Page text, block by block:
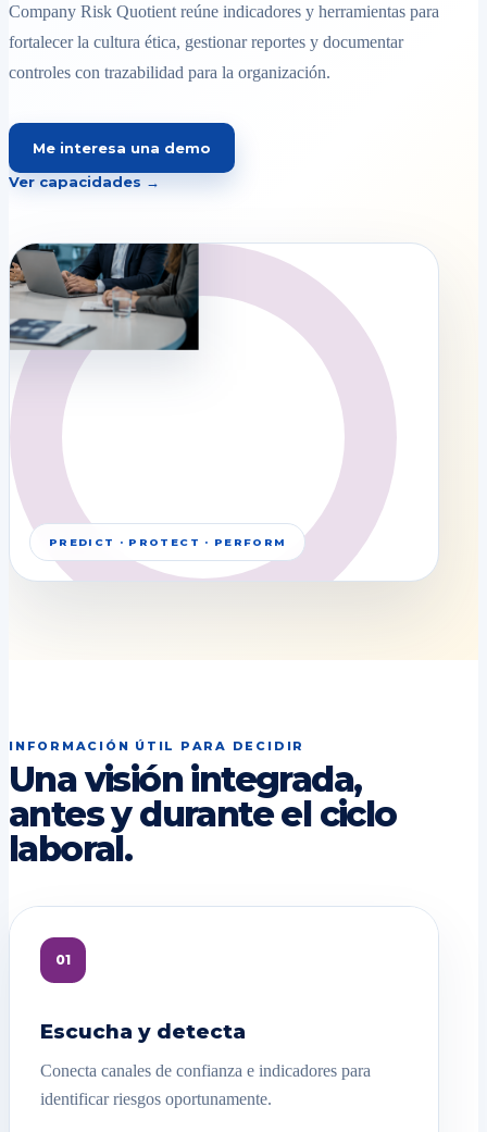
Company Risk Quotient reúne indicadores y herramientas para
fortalecer la cultura ética, gestionar reportes y documentar
controles con trazabilidad para la organización.
Me interesa una demo
Ver capacidades →
PREDICT · PROTECT · PERFORM
INFORMACIÓN ÚTIL PARA DECIDIR
Una visión integrada,
antes y durante el ciclo
laboral.
01
Escucha y detecta
Conecta canales de confianza e indicadores para
identificar riesgos oportunamente.